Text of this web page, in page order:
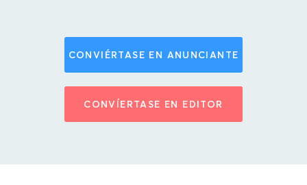
CONVIÉRTASE EN ANUNCIANTE
CONVÍERTASE EN EDITOR